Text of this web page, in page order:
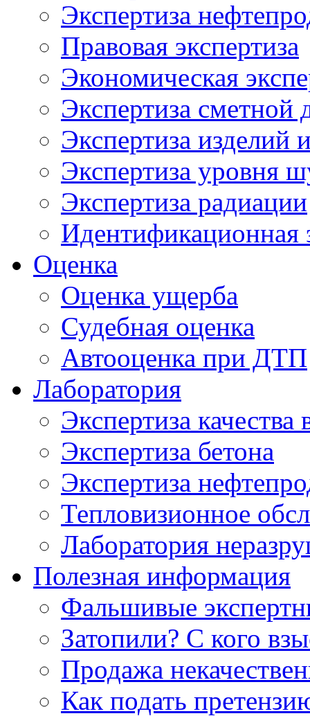
Экспертиза
Правовая экспертиза
Экономическая
Экспертиза сметной
Экспертиза изделий
Экспертиза уровня
Экспертиза радиации
Идентификационная
Оценка
Оценка ущерба
Судебная оценка
Автооценка при ДТП
Лаборатория
Экспертиза качества
Экспертиза бетона
Экспертиза
Тепловизионное
Лаборатория
Полезная информация
Фальшивые
Затопили? С кого
Продажа
Как подать